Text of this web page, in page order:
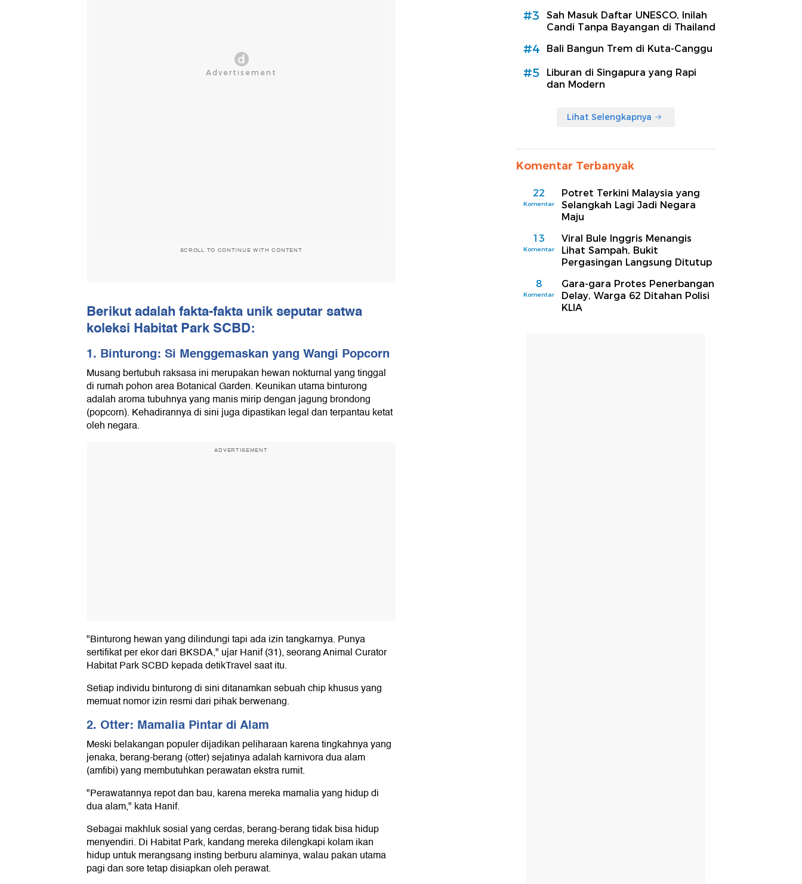
SCROLL TO CONTINUE WITH CONTENT
Berikut adalah fakta-fakta unik seputar satwa
koleksi Habitat Park SCBD:
1. Binturong: Si Menggemaskan yang Wangi Popcorn
Musang bertubuh raksasa ini merupakan hewan nokturnal yang tinggal
di rumah pohon area Botanical Garden. Keunikan utama binturong
adalah aroma tubuhnya yang manis mirip dengan jagung brondong
(popcorn). Kehadirannya di sini juga dipastikan legal dan terpantau ketat
oleh negara.
ADVERTISEMENT
"Binturong hewan yang dilindungi tapi ada izin tangkarnya. Punya
sertifikat per ekor dari BKSDA," ujar Hanif (31), seorang Animal Curator
Habitat Park SCBD kepada detikTravel saat itu.
Setiap individu binturong di sini ditanamkan sebuah chip khusus yang
memuat nomor izin resmi dari pihak berwenang.
2. Otter: Mamalia Pintar di Alam
Meski belakangan populer dijadikan peliharaan karena tingkahnya yang
jenaka, berang-berang (otter) sejatinya adalah karnivora dua alam
(amfibi) yang membutuhkan perawatan ekstra rumit.
"Perawatannya repot dan bau, karena mereka mamalia yang hidup di
dua alam," kata Hanif.
Sebagai makhluk sosial yang cerdas, berang-berang tidak bisa hidup
menyendiri. Di Habitat Park, kandang mereka dilengkapi kolam ikan
hidup untuk merangsang insting berburu alaminya, walau pakan utama
pagi dan sore tetap disiapkan oleh perawat.
#3
Sah Masuk Daftar UNESCO, Inilah
Candi Tanpa Bayangan di Thailand
#4 Bali Bangun Trem di Kuta-Canggu
#5
Liburan di Singapura yang Rapi
dan Modern
Lihat Selengkapnya
Komentar Terbanyak
22
Komentar
Potret Terkini Malaysia yang
Selangkah Lagi Jadi Negara
Maju
13
Komentar
Viral Bule Inggris Menangis
Lihat Sampah, Bukit
Pergasingan Langsung Ditutup
8
Komentar
Gara-gara Protes Penerbangan
Delay, Warga 62 Ditahan Polisi
KLIA